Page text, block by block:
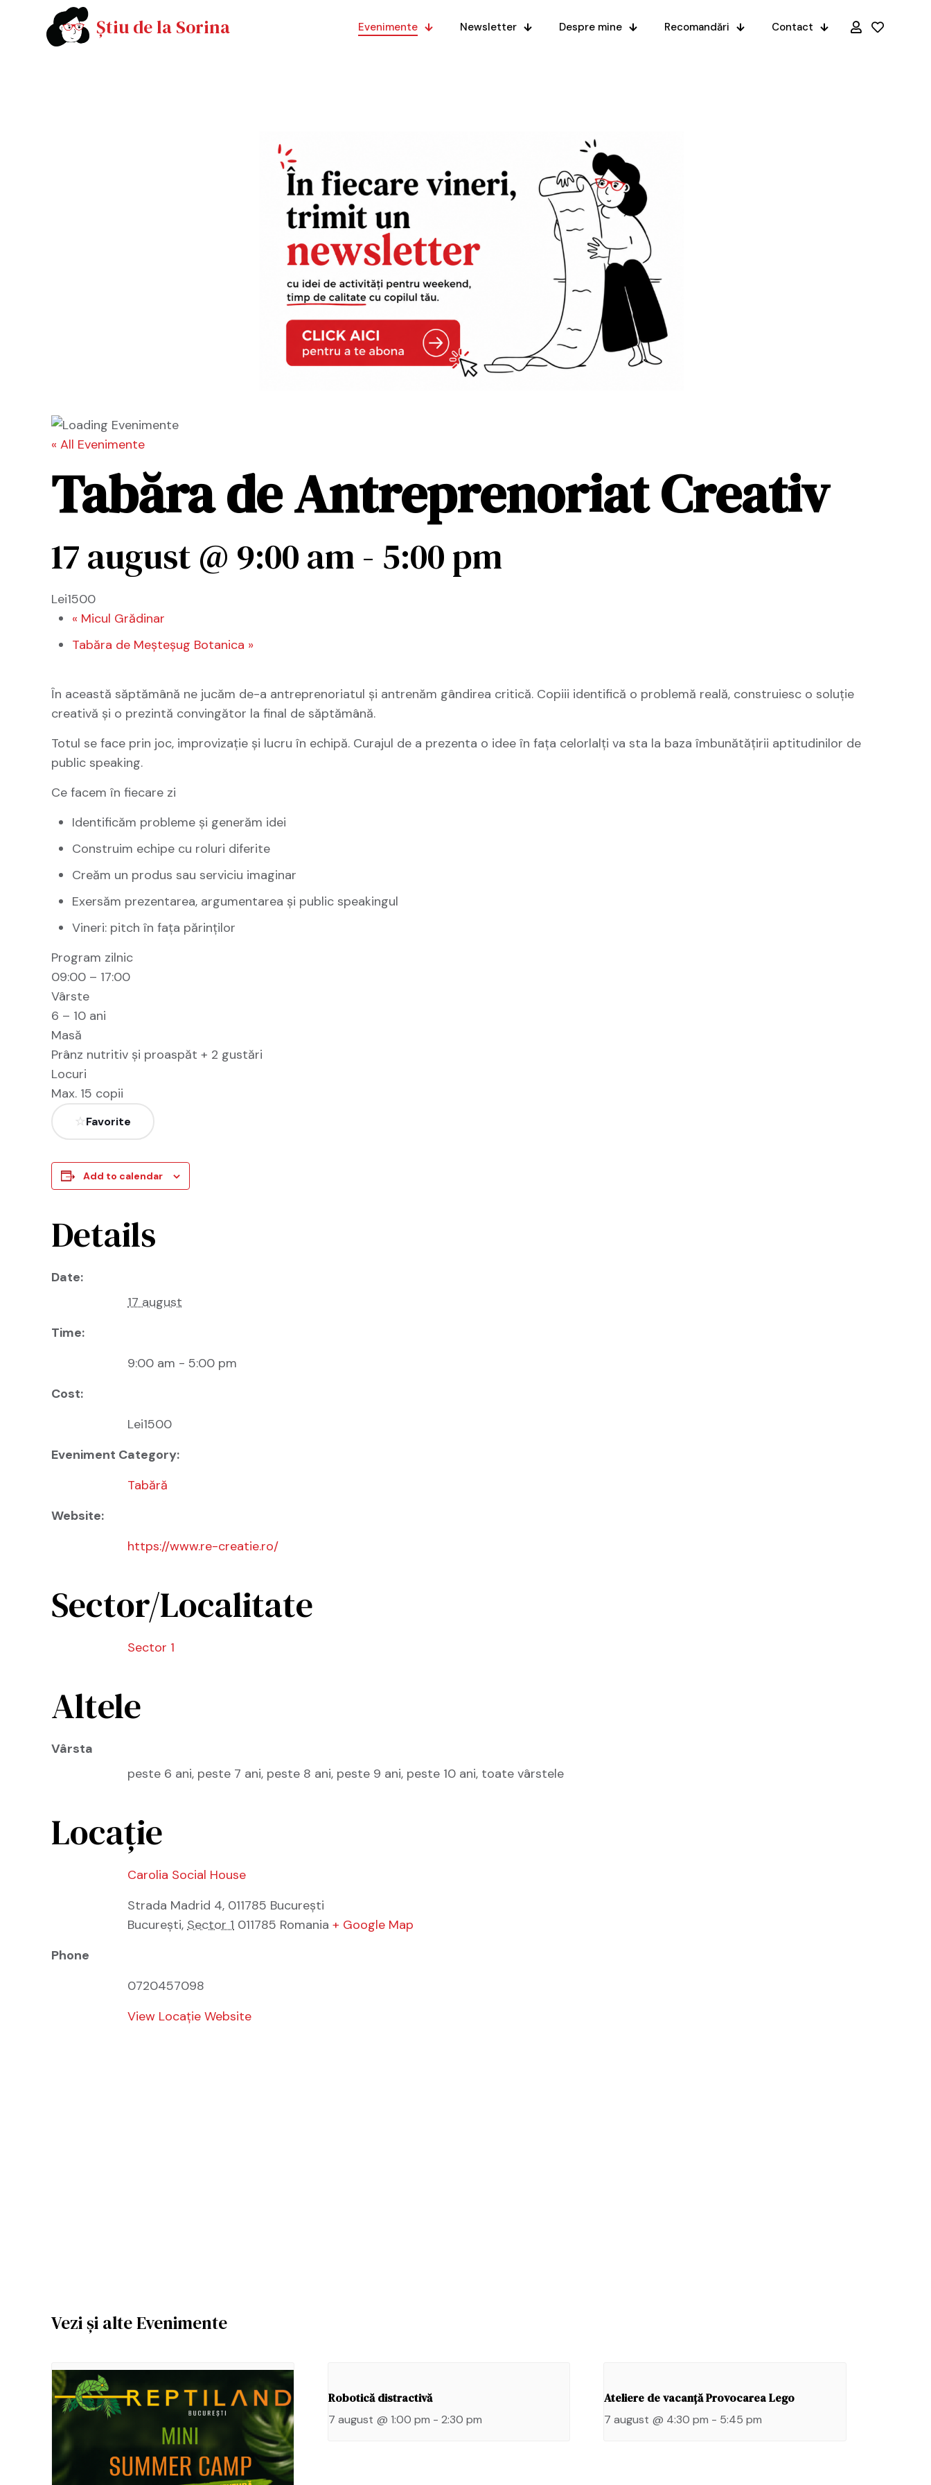
Știu de la Sorina Evenimente Newsletter Despre mine Recomandări Contact
« All Evenimente
Tabăra de Antreprenoriat Creativ
17 august @ 9:00 am - 5:00 pm
Lei1500
« Micul Grădinar
Tabăra de Meșteșug Botanica »
În această săptămână ne jucăm de-a antreprenoriatul și antrenăm gândirea critică. Copiii identifică o problemă reală, construiesc o soluție
creativă și o prezintă convingător la final de săptămână.
Totul se face prin joc, improvizație și lucru în echipă. Curajul de a prezenta o idee în fața celorlalți va sta la baza îmbunătățirii aptitudinilor de
public speaking.
Ce facem în fiecare zi
Identificăm probleme și generăm idei
Construim echipe cu roluri diferite
Creăm un produs sau serviciu imaginar
Exersăm prezentarea, argumentarea și public speakingul
Vineri: pitch în fața părinților
Program zilnic
09:00 – 17:00
Vârste
6 – 10 ani
Masă
Prânz nutritiv și proaspăt + 2 gustări
Locuri
Max. 15 copii
Favorite
Add to calendar
Details
Date:
17 august
Time:
9:00 am - 5:00 pm
Cost:
Lei1500
Eveniment Category:
Tabără
Website:
https://www.re-creatie.ro/
Sector/Localitate
Sector 1
Altele
Vârsta
peste 6 ani, peste 7 ani, peste 8 ani, peste 9 ani, peste 10 ani, toate vârstele
Locație
Carolia Social House
Strada Madrid 4, 011785 București
București, Sector 1 011785 Romania + Google Map
Phone
0720457098
View Locație Website
Vezi și alte Evenimente
Robotică distractivă
7 august @ 1:00 pm - 2:30 pm
Ateliere de vacanță Provocarea Lego
7 august @ 4:30 pm - 5:45 pm